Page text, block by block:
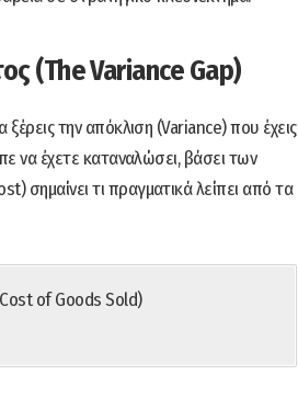
(The Variance Gap)
την απόκλιση (Variance) που έχεις
να έχετε καταναλώσει, βάσει των
τι πραγματικά λείπει από τα
of Goods Sold)